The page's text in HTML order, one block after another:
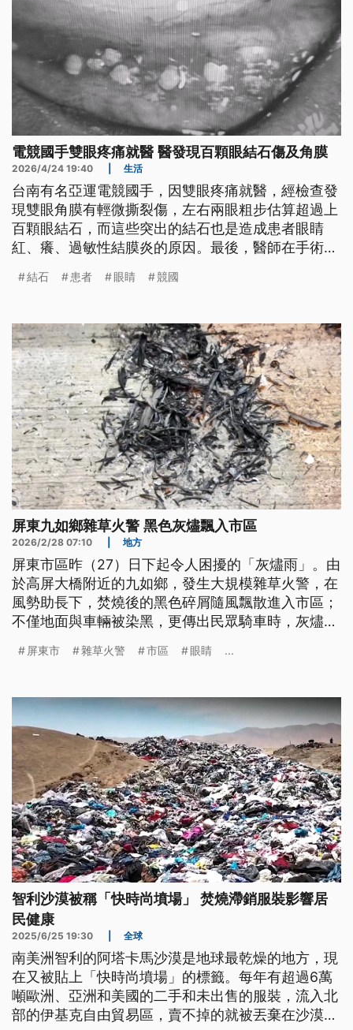
電競國手雙眼疼痛就醫 醫發現百顆眼結石傷及角膜
2026/4/24 19:40 生活
台南有名亞運電競國手，因雙眼疼痛就醫，經檢查發
現雙眼角膜有輕微撕裂傷，左右兩眼粗步估算超過上
百顆眼結石，而這些突出的結石也是造成患者眼睛
紅、癢、過敏性結膜炎的原因。最後，醫師在手術顯
結石 患者 眼睛 競國
屏東九如鄉雜草火警 黑色灰燼飄入市區
2026/2/28 07:10 地方
屏東市區昨（27）日下起令人困擾的「灰燼雨」。由
於高屏大橋附近的九如鄉，發生大規模雜草火警，在
風勢助長下，焚燒後的黑色碎屑隨風飄散進入市區；
不僅地面與車輛被染黑，更傳出民眾騎車時，灰燼掉
眾減少外出並緊閉門窗。
屏東市 雜草火警 市區 眼睛 ...
智利沙漠被稱「快時尚墳場」 焚燒滯銷服裝影響居
民健康
2025/6/25 19:30 全球
南美洲智利的阿塔卡馬沙漠是地球最乾燥的地方，現
在又被貼上「快時尚墳場」的標籤。每年有超過6萬
噸歐洲、亞洲和美國的二手和未出售的服裝，流入北
部的伊基克自由貿易區，賣不掉的就被丟棄在沙漠，